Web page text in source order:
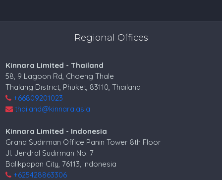
Regional Offices
Kinnara Limited - Thailand
58, 9 Lagoon Rd, Choeng Thale
Thalang District, Phuket, 83110, Thailand
+66809201023
thailand@kinnara.asia
Kinnara Limited - Indonesia
Grand Sudirman Office Panin Tower 8th Floor
Jl. Jendral Sudirman No. 7
Balikpapan City, 76113, Indonesia
+625428863306